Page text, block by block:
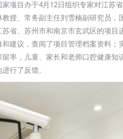
项目办于4月12日组织专家对江苏
授、常务副主任刘雪楠副研究员，
省、苏州市和南京市玄武区的项目
建议，查阅了项目管理档案资料；
率，儿童、家长和老师口腔健康知
行了反馈。